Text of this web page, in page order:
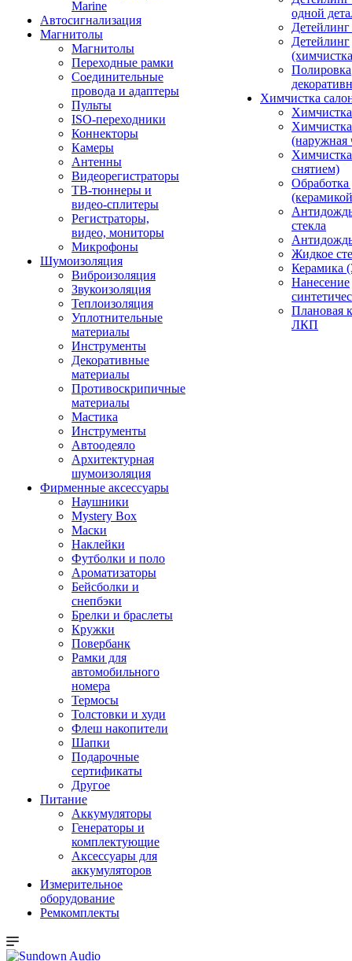
Marine
Автосигнализация
Магнитолы
Магнитолы
Переходные рамки
Соединительные
провода и адаптеры
Пульты
ISO-переходники
Коннекторы
Камеры
Антенны
Видеорегистраторы
ТВ-тюннеры и
видео-сплитеры
Регистраторы,
видео, мониторы
Микрофоны
Шумоизоляция
Виброизоляция
Звукоизоляция
Теплоизоляция
Уплотнительные
материалы
Инструменты
Декоративные
материалы
Противоскрипичные
материалы
Мастика
Инструменты
Автоодеяло
Архитектурная
шумоизоляция
Фирменные аксессуары
Наушники
Mystery Box
Маски
Наклейки
Футболки и поло
Ароматизаторы
Бейсболки и
снепбэки
Брелки и браслеты
Кружки
Повербанк
Рамки для
автомобильного
номера
Термосы
Толстовки и худи
Флеш накопители
Шапки
Подарочные
сертификаты
Другое
Питание
Аккумуляторы
Генераторы и
комплектующие
Аксессуары для
аккумуляторов
Измерительное
оборудование
Ремкомплекты
одной
Детейлинг
Полировка
Химчистка
(наружная
снятием)
Обработка
стекла
Жидкое
Керамика
Нанесение
Плановая
ЛКП